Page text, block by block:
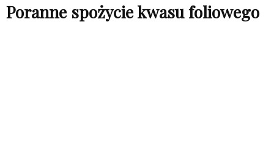
Poranne spożycie kwasu foliowego